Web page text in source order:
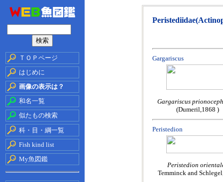
ＴＯＰページ
はじめに
画像の表示は？
和名一覧
似たもの検索
科・目・綱一覧
Fish kind list
My魚図鑑
Gargariscus
Gargariscus
(Dumeril,1868 )
Peristedion
Peristedion
Temminck and